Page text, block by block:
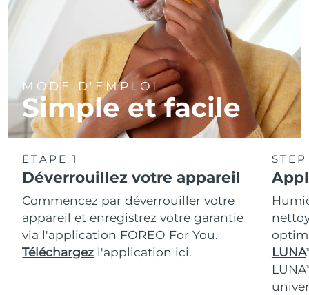
MODE D'EMPLOI
Simple et facile
ÉTAPE 1
Déverrouillez votre appareil
Commencez par déverrouiller votre
appareil et enregistrez votre garantie
via l'application FOREO For You.
Téléchargez l'application ici.
LUNA
LUNA